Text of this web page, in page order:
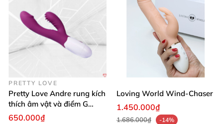
PRETTY LOVE
Pretty Love Andre rung kích
thích âm vật và điểm G
mạnh mẽ
650.000₫
Loving World Wind-Chaser
1.450.000₫
1.686.000₫
-14%